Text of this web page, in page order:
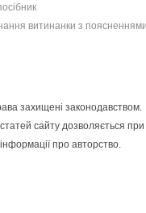
витинанки з
захищені законодавством.
сайту дозволяється при
про авторство.